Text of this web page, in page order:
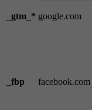
_gtm_* google.com
_fbp facebook.com